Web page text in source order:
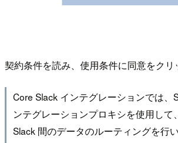
契約条件を読み、使用条件に同意をクリ
Core Slack インテグレーションでは、
ンテグレーションプロキシを使用して
Slack 間のデータのルーティングを行